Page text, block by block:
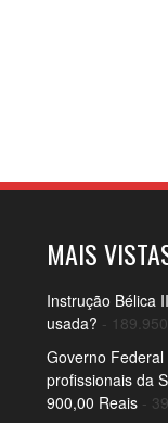
MAIS
Instrução Bélica
usada? -
Governo
profissionais da
900,00 Reais -